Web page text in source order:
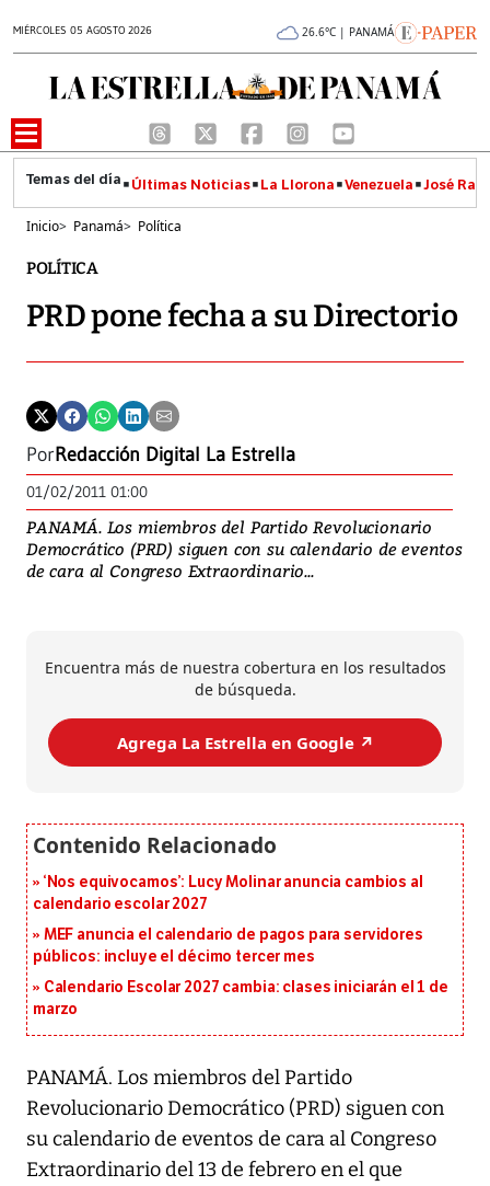
MIÉRCOLES 05 AGOSTO 2026 26.6°C | PANAMÁ
Últimas Noticias La Llorona Venezuela José
Inicio> Panamá> Política
POLÍTICA
PRD pone fecha a su Directorio
PorRedacción Digital La Estrella
01/02/2011 01:00
PANAMÁ. Los miembros del Partido Revolucionario
Democrático (PRD) siguen con su calendario de eventos
de cara al Congreso Extraordinario...
Encuentra más de nuestra cobertura en los resultados
de búsqueda.
Agrega La Estrella en Google ↗️
‘Nos equivocamos’: Lucy Molinar anuncia cambios al
calendario escolar 2027
MEF anuncia el calendario de pagos para servidores
públicos: incluye el décimo tercer mes
Calendario Escolar 2027 cambia: clases iniciarán el 1 de
marzo
PANAMÁ. Los miembros del Partido
Revolucionario Democrático (PRD) siguen con
su calendario de eventos de cara al Congreso
Extraordinario del 13 de febrero en el que